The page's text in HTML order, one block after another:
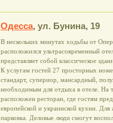
Одесса, ул. Бунина, 19
В нескольких минутах ходьбы от
расположился ультрасовременный
представляет собой классическое
К услугам гостей 27 просторных
стандарт, супериор, мансардный,
необходимым для отдыха в отеле. На
расположен ресторан, где гостям
европейской и украинской кухни.
парковка. Деловые люди смогут